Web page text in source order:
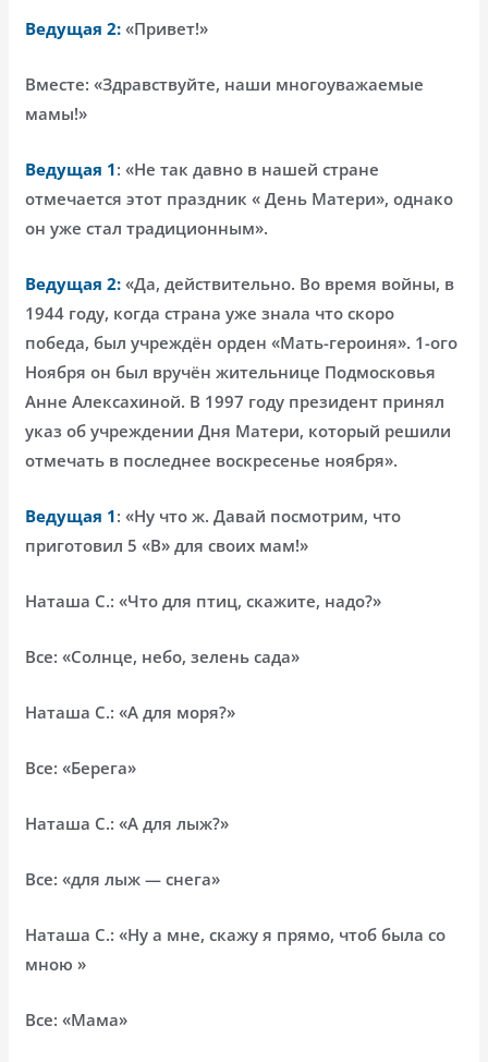
Ведущая 2: «Привет!»
Вместе: «Здравствуйте, наши многоуважаемые
мамы!»
Ведущая 1: «Не так давно в нашей стране
отмечается этот праздник « День Матери», однако
он уже стал традиционным».
Ведущая 2: «Да, действительно. Во время войны, в
1944 году, когда страна уже знала что скоро
победа, был учреждён орден «Мать-героиня». 1-ого
Ноября он был вручён жительнице Подмосковья
Анне Алексахиной. В 1997 году президент принял
указ об учреждении Дня Матери, который решили
отмечать в последнее воскресенье ноября».
Ведущая 1: «Ну что ж. Давай посмотрим, что
приготовил 5 «В» для своих мам!»
Наташа С.: «Что для птиц, скажите, надо?»
Все: «Солнце, небо, зелень сада»
Наташа С.: «А для моря?»
Все: «Берега»
Наташа С.: «А для лыж?»
Все: «для лыж — снега»
Наташа С.: «Ну а мне, скажу я прямо, чтоб была со
мною »
Все: «Мама»